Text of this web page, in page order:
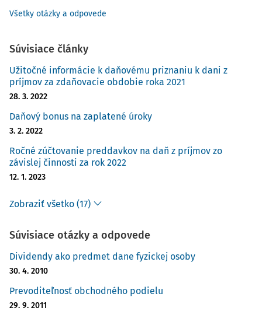
Všetky otázky a odpovede
Súvisiace články
Užitočné informácie k daňovému priznaniu k dani z
príjmov za zdaňovacie obdobie roka 2021
28. 3. 2022
Daňový bonus na zaplatené úroky
3. 2. 2022
Ročné zúčtovanie preddavkov na daň z príjmov zo
závislej činnosti za rok 2022
12. 1. 2023
Zobraziť všetko (17)
Súvisiace otázky a odpovede
Dividendy ako predmet dane fyzickej osoby
30. 4. 2010
Prevoditeľnosť obchodného podielu
29. 9. 2011